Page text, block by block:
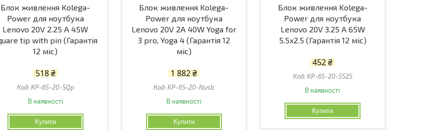
Блок живлення Kolega-
Power для ноутбука
Lenovo 20V 2.25 A 45W
tip with pin (Гарантія
12 міс)
518 ₴
KP-65-20-SQp
В наявності
Купити
Блок живлення Kolega-
Power для ноутбука
Lenovo 20V 2A 40W Yoga for
3 pro, Yoga 4 (Гарантія 12
міс)
1 882 ₴
KP-65-20-Nusb
В наявності
Купити
Блок живлення Kolega-
Power для ноутбука
Lenovo 20V 3.25 A 65W
5.5x2.5 (Гарантія 12 міс)
452 ₴
KP-65-20-5525
В наявності
Купити